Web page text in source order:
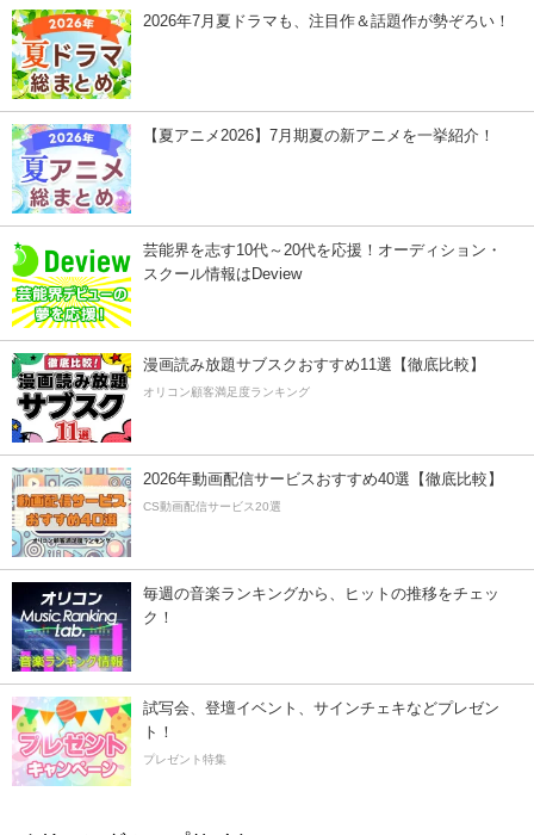
2026年7月夏ドラマも、注目作＆話題作が勢ぞろい！
【夏アニメ2026】7月期夏の新アニメを一挙紹介！
芸能界を志す10代～20代を応援！オーディション・
スクール情報はDeview
漫画読み放題サブスクおすすめ11選【徹底比較】
オリコン顧客満足度ランキング
2026年動画配信サービスおすすめ40選【徹底比較】
CS動画配信サービス20選
毎週の音楽ランキングから、ヒットの推移をチェッ
ク！
試写会、登壇イベント、サインチェキなどプレゼン
ト！
プレゼント特集